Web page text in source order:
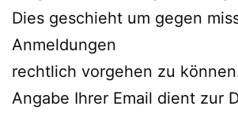
Dies geschieht um gegen
Anmeldungen
rechtlich vorgehen zu
Angabe Ihrer Email dient zur